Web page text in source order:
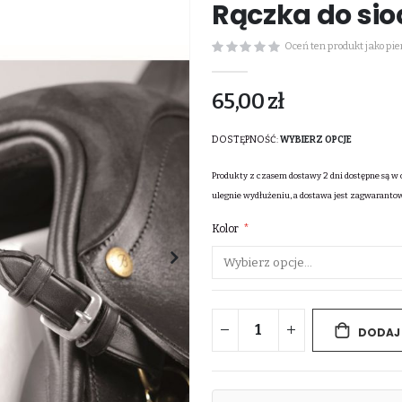
Rączka do
Oceń ten produkt jako
65,00 zł
DOSTĘPNOŚĆ:WYBIERZ OPCJE
Produkty z czasem dostawy 2 dni dostępne są
ulegnie wydłużeniu, a dostawa jest
Kolor
DODAJ